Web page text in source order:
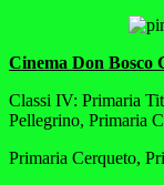
Cinema Don Bosco
Classi IV: Primaria
Pellegrino, Primaria
Primaria Cerqueto,